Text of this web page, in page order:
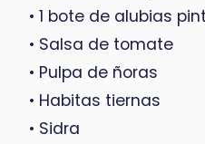
• 1 bote de alubias
• Salsa de tomate
• Pulpa de ñoras
• Habitas tiernas
• Sidra